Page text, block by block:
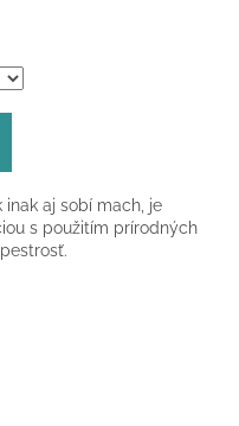
inak aj sobí mach, je
s použitím prírodných